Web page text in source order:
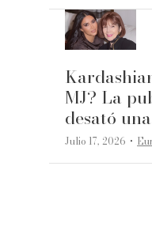
MJ? La
desató
Julio 17, 2026 ·